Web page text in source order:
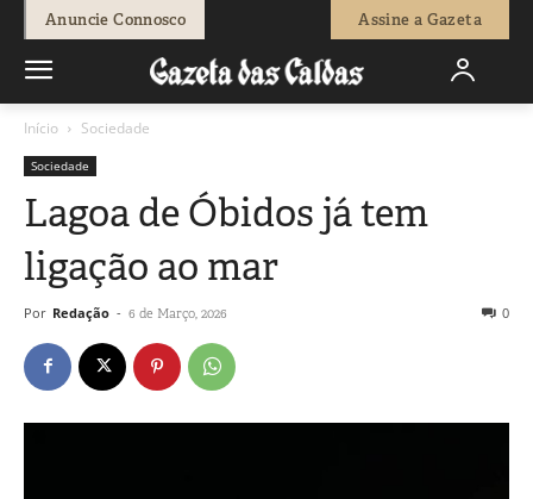
Anuncie Connosco Assine a Gazeta
Início Sociedade
Sociedade
Lagoa de Óbidos já tem
ligação ao mar
Por Redação - 6 de Março, 2026 0